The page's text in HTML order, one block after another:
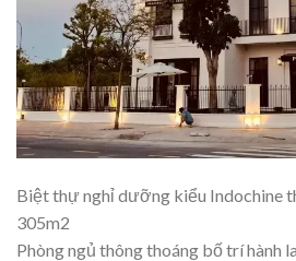
Biệt thự nghỉ dưỡng kiểu Indochine
305m2
Phòng ngủ thông thoáng bố trí hành